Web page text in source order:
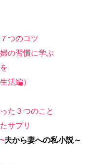
つのコツ
の習慣に学ぶ
活編）
た３つのこと
サプリ
~夫から妻への私小説～